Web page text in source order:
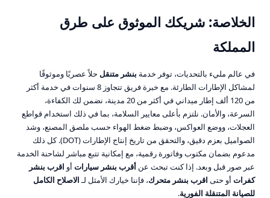
الخلاصة: شريكك الموثوق على طرق
المملكة
في عالم مليء بالتحديات، توفر خدمة بنشر متنقل حلاً عصريًا وموثوقًا
لمشاكل الإطارات الطارئة. مع خبرة فريق تتجاوز 8 سنوات في خدمة أكثر
من 120 ألف إطار ميداني في أكثر من 20 مدينة، نضمن لك الكفاءة،
السرعة، والأمان. نلتزم بأعلى معايير السلامة، بما في ذلك استخدام قواطع
العجلات، ووضع العواكس، وضبط ضغط الهواء حسب ملصق المصنع، وشد
الصواميل بعزم دقيق، والتحقق من تاريخ إنتاج الإطارات (DOT). كل ذلك
مدعوم بضمان مكتوب وفاتورة رقمية، مع إمكانية تتبع مباشر لشاحنة الخدمة
عبر صور قبل وبعد. إذا كنت تبحث عنأقرب بنشر سيارات أو اقرب بنشر
كفرات أو حتى اقرب بنشر متحرك، فإننا خيارك الأمثل لـالاصلاح الكامل
للصيانة المتنقلة الفورية.